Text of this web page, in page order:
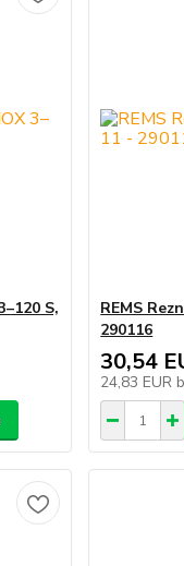
S,
REMS
290116
30,54
24,83 EUR